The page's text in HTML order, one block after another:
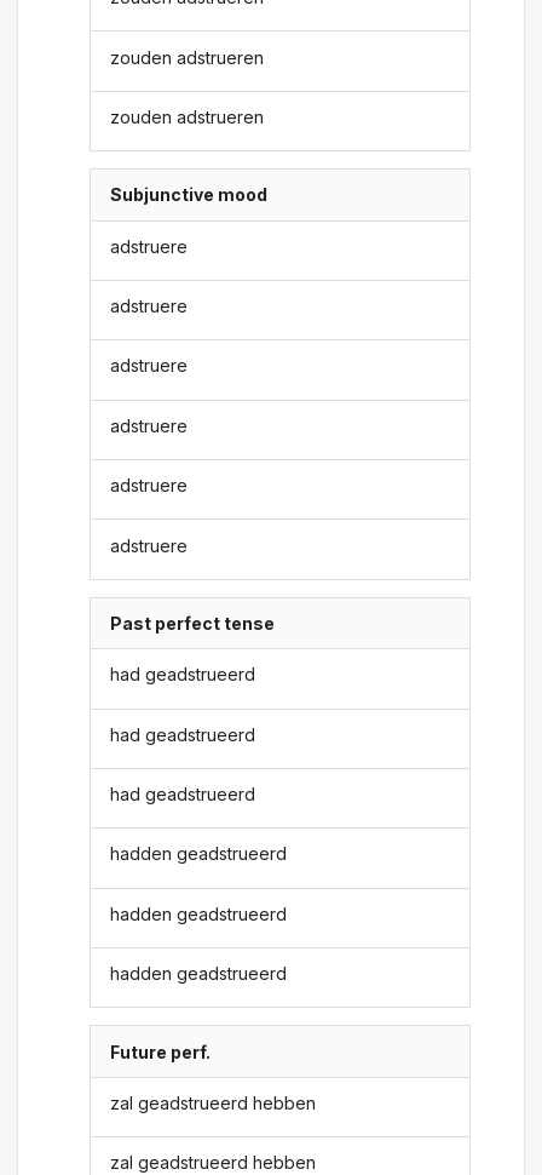
zouden adstrueren
zouden adstrueren
Subjunctive mood
adstruere
adstruere
adstruere
adstruere
adstruere
adstruere
Past perfect tense
had geadstrueerd
had geadstrueerd
had geadstrueerd
hadden geadstrueerd
hadden geadstrueerd
hadden geadstrueerd
Future perf.
zal geadstrueerd hebben
zal geadstrueerd hebben